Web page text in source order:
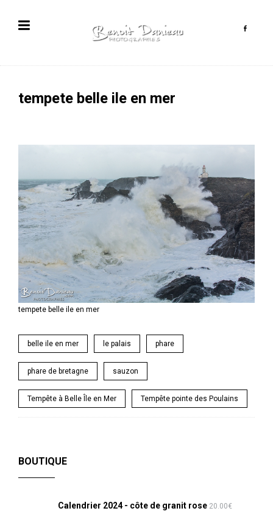
tempete belle ile en mer
tempete belle ile en mer
belle ile en mer le palais phare
phare de bretagne sauzon
Tempête à Belle Île en Mer Tempête pointe des Poulains
BOUTIQUE
Calendrier 2024 - côte de granit rose 20.00€